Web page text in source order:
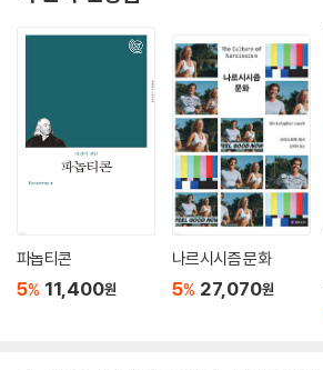
파놉티콘
5% 11,400원
나르시시즘 문화
5% 27,070원